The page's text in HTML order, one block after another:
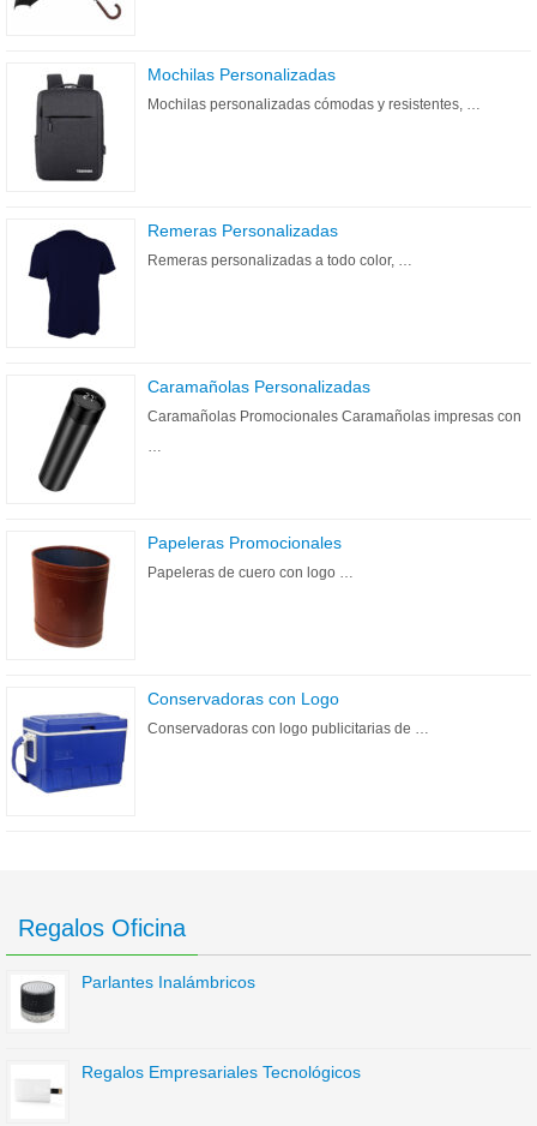
Mochilas Personalizadas
Mochilas personalizadas cómodas y resistentes, …
Remeras Personalizadas
Remeras personalizadas a todo color, …
Caramañolas Personalizadas
Caramañolas Promocionales Caramañolas impresas con
…
Papeleras Promocionales
Papeleras de cuero con logo …
Conservadoras con Logo
Conservadoras con logo publicitarias de …
Regalos Oficina
Parlantes Inalámbricos
Regalos Empresariales Tecnológicos